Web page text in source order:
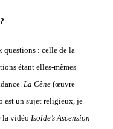
questions : celle de la
étant elles-mêmes
La Cène(œuvre
est un sujet religieux, je
la vidéo Isolde’s Ascension